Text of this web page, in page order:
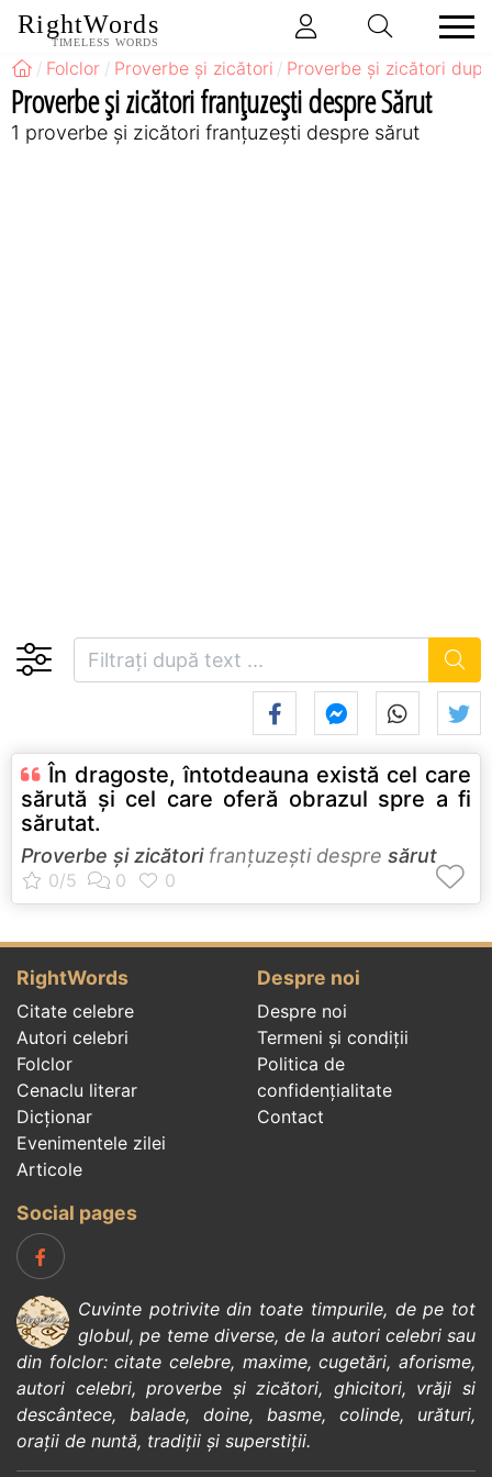
RightWords
TIMELESS WORDS
Folclor Proverbe și zicători Proverbe și zicători
Proverbe și zicători franţuzeşti despre Sărut
1 proverbe și zicători franţuzeşti despre sărut
În dragoste, întotdeauna există cel care
sărută şi cel care oferă obrazul spre a fi
sărutat.
Proverbe și zicătorifranţuzeşti despre sărut
RightWords
Citate celebre
Autori celebri
Folclor
Cenaclu literar
Dicționar
Evenimentele zilei
Articole
Despre noi
Despre noi
Termeni și condiții
Politica de
confidenţialitate
Contact
Social pages
Cuvinte potrivite din toate timpurile, de pe tot
globul, pe teme diverse, de la autori celebrisau
din folclor:citate celebre, maxime,cugetări,aforisme,
autori celebri,proverbe și zicători, ghicitori, vrăji si
descântece, balade, doine, basme, colinde, urături,
orații de nuntă, tradiții și superstiții.